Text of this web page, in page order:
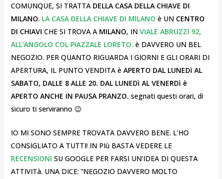
COMUNQUE, SI TRATTA DELLA CASA DELLA CHIAVE DI
MILANO. LA CASA DELLA CHIAVE DI MILANO è UN CENTRO
DI CHIAVI CHE SI TROVA A MILANO, IN VIALE ABRUZZI 92,
ALL’ANGOLO COL PIAZZALE LORETO. è DAVVERO UN BEL
NEGOZIO. PER QUANTO RIGUARDA I GIORNI E GLI ORARI DI
APERTURA, IL PUNTO VENDITA è APERTO DAL LUNEDì AL
SABATO, DALLE 8 ALLE 20. DAL LUNEDì AL VENERDì è
APERTO ANCHE IN PAUSA PRANZO. segnati questi orari, di
sicuro ti serviranno 😉
IO MI SONO SEMPRE TROVATA DAVVERO BENE. L’HO
CONSIGLIATO A TUTTI! IN PIù BASTA VEDERE LE
RECENSIONI SU GOOGLE PER FARSI UN’IDEA DI QUESTA
ATTIVITà. UNA DICE: ”NEGOZIO DAVVERO MOLTO